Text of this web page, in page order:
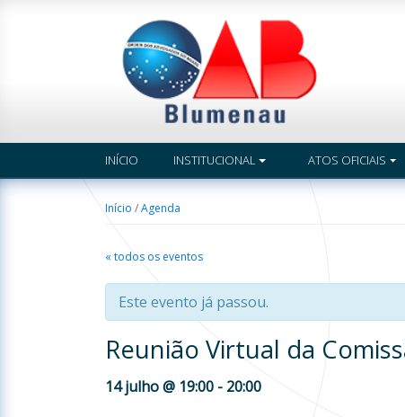
INÍCIO INSTITUCIONAL ATOS OFICIAIS
Início /Agenda
« todos os eventos
Este evento já passou.
Reunião Virtual da
14 julho @ 19:00 - 20:00